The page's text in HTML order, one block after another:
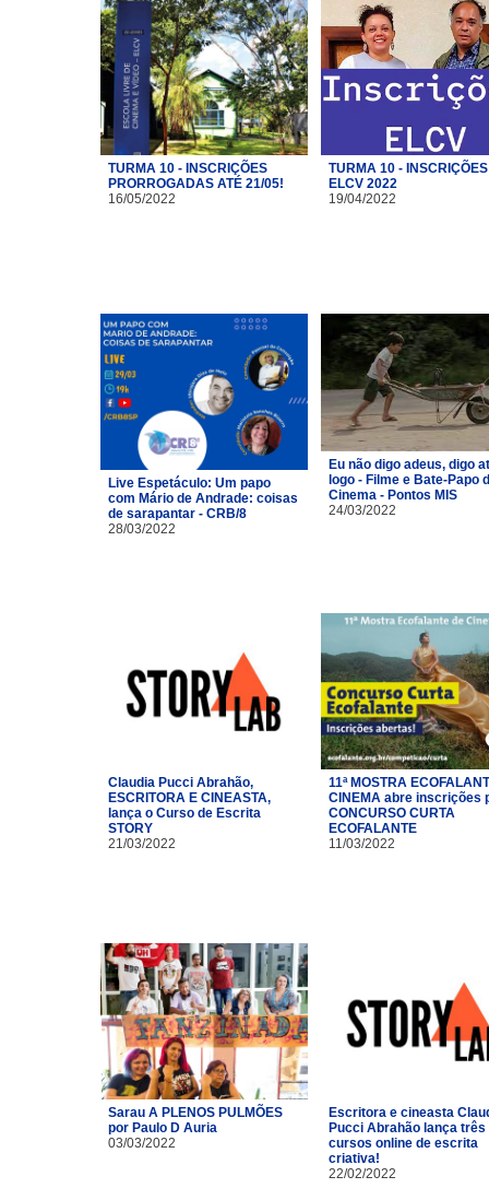
TURMA 10 - INSCRIÇÕES
PRORROGADAS ATÉ 21/05!
16/05/2022
TURMA 10 - INSCRIÇÕES
ELCV 2022
19/04/2022
Live Espetáculo: Um papo
com Mário de Andrade: coisas
de sarapantar - CRB/8
28/03/2022
Eu não digo adeus, digo
logo - Filme e Bate-Papo
Cinema - Pontos MIS
24/03/2022
Claudia Pucci Abrahão,
ESCRITORA E CINEASTA,
lança o Curso de Escrita
STORY
21/03/2022
11ª MOSTRA
CINEMA abre inscrições
CONCURSO CURTA
ECOFALANTE
11/03/2022
Sarau A PLENOS PULMÕES
por Paulo D Auria
03/03/2022
Escritora e cineasta
Pucci Abrahão lança três
cursos online de escrita
criativa!
22/02/2022